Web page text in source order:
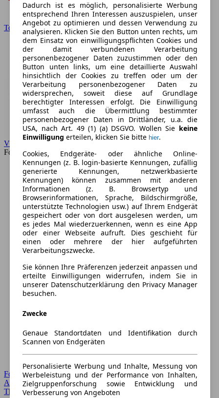
Toyota
VW
Forum
Forum Startseite
Alle Auto-Foren
Themen-Forum
Dadurch ist es möglich, personalisierte Werbung
entsprechend Ihren Interessen auszuspielen, unser
Angebot zu optimieren und dessen Verwendung zu
analysieren. Klicken Sie den Button unten rechts, um
dem Einsatz von einwilligungspflichten Cookies und
der damit verbundenen Verarbeitung
personenbezogener Daten zuzustimmen oder den
Button unten links, um eine detaillierte Auswahl
hinsichtlich der Cookies zu treffen oder um der
Verarbeitung personenbezogener Daten zu
widersprechen, soweit diese auf Grundlage
berechtigter Interessen erfolgt. Die Einwilligung
umfasst auch die Übermittlung bestimmter
personenbezogener Daten in Drittländer, u.a. die
USA, nach Art. 49 (1) (a) DSGVO. Wollen Sie keine
Einwilligung erteilen, klicken Sie bitte hier.
Cookies, Endgeräte- oder ähnliche Online-
Kennungen (z. B. login-basierte Kennungen, zufällig
generierte Kennungen, netzwerkbasierte
Kennungen) können zusammen mit anderen
Informationen (z. B. Browsertyp und
Browserinformationen, Sprache, Bildschirmgröße,
unterstützte Technologien usw.) auf Ihrem Endgerät
gespeichert oder von dort ausgelesen werden, um
es jedes Mal wiederzuerkennen, wenn es eine App
oder einer Webseite aufruft. Dies geschieht für
einen oder mehrere der hier aufgeführten
Verarbeitungszwecke.
Sie können Ihre Präferenzen jederzeit anpassen und
erteilte Einwilligungen widerrufen, indem Sie in
unserer Datenschutzerklärung den Privacy Manager
besuchen.
Zwecke
Genaue Standortdaten und Identifikation durch
Scannen von Endgeräten
Personalisierte Werbung und Inhalte, Messung von
Werbeleistung und der Performance von Inhalten,
Zielgruppenforschung sowie Entwicklung und
Verbesserung von Angeboten